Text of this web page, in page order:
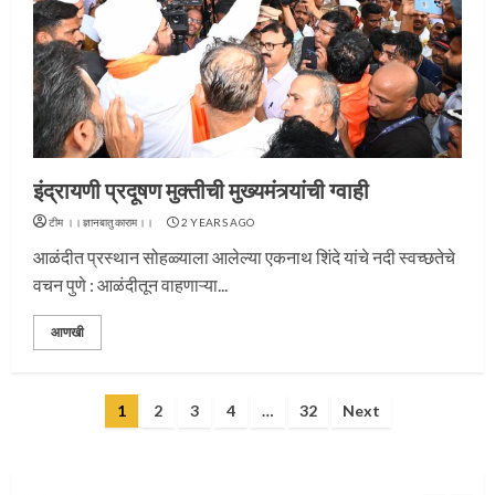
इंद्रायणी प्रदूषण मुक्तीची मुख्यमंत्र्यांची ग्वाही
टीम ।।ज्ञानबातुकाराम।। 2 YEARS AGO
आळंदीत प्रस्थान सोहळ्याला आलेल्या एकनाथ शिंदे यांचे नदी स्वच्छतेचे
वचन पुणे : आळंदीतून वाहणाऱ्या...
आणखी
1 2 3 4 … 32 Next
3
प्रस्थान सोहळ्यासाठी आळंदी सज्ज